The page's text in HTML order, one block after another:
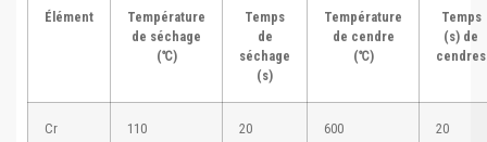
Élément
Température
de séchage
(℃)
Temps
de
séchage
(s)
Température
de cendre
(℃)
Temps
(s) de
cendres
Cr 110 20 600 20